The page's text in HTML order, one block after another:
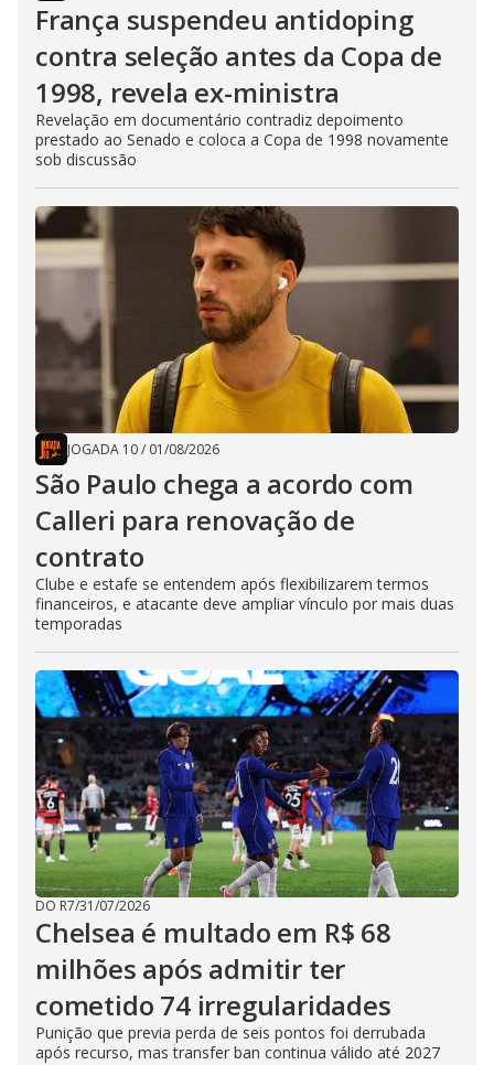
França suspendeu antidoping
contra seleção antes da Copa de
1998, revela ex-ministra
Revelação em documentário contradiz depoimento
prestado ao Senado e coloca a Copa de 1998 novamente
sob discussão
JOGADA 10/ 01/08/2026
São Paulo chega a acordo com
Calleri para renovação de
contrato
Clube e estafe se entendem após flexibilizarem termos
financeiros, e atacante deve ampliar vínculo por mais duas
temporadas
DO R7/31/07/2026
Chelsea é multado em R$ 68
milhões após admitir ter
cometido 74 irregularidades
Punição que previa perda de seis pontos foi derrubada
após recurso, mas transfer ban continua válido até 2027